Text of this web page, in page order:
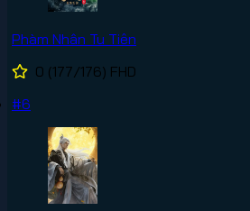
Phàm Nhân Tu Tiên
0 (177/176) FHD
#6